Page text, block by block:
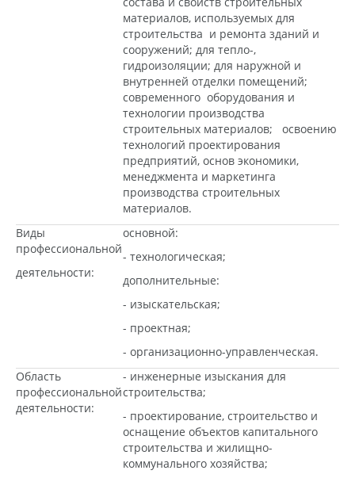
материалов, используемых для
строительства и ремонта зданий и
сооружений; для тепло-,
гидроизоляции; для наружной и
внутренней отделки помещений;
современного оборудования и
технологии производства
строительных материалов; освоению
технологий проектирования
предприятий, основ экономики,
менеджмента и маркетинга
производства строительных
материалов.
Виды
профессиональной
деятельности:
основной:
- технологическая;
дополнительные:
- изыскательская;
- проектная;
- организационно-управленческая.
Область
профессиональной
деятельности:
- инженерные изыскания для
строительства;
- проектирование, строительство и
оснащение объектов капитального
строительства и жилищно-
коммунального хозяйства;